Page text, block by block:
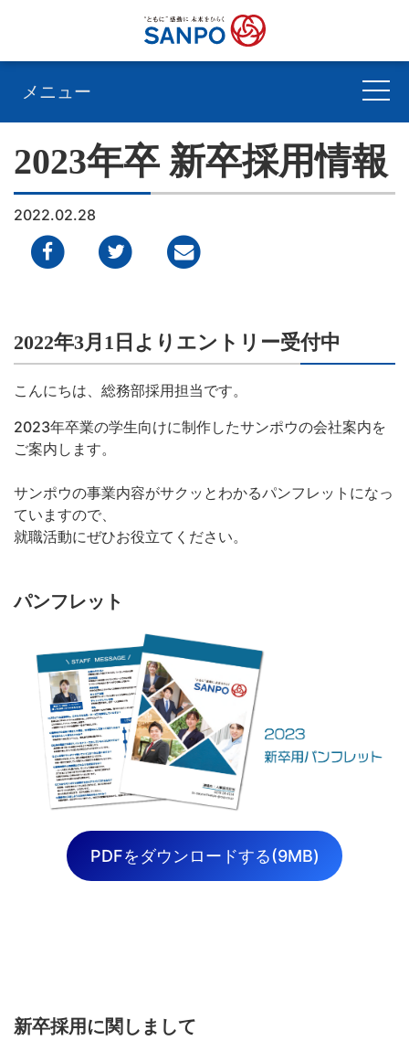
メニュー
2023年卒 新卒採用情報
2022.02.28
2022年3月1日よりエントリー受付中
こんにちは、総務部採用担当です。
2023年卒業の学生向けに制作したサンポウの会社案内を
ご案内します。
サンポウの事業内容がサクッとわかるパンフレットになっ
ていますので、
就職活動にぜひお役立てください。
パンフレット
PDFをダウンロードする(9MB)
新卒採用に関しまして